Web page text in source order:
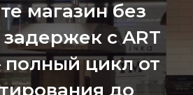
магазин без
с ART
полный цикл от
до